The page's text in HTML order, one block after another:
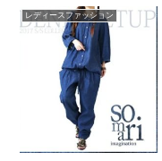
レディースファッション